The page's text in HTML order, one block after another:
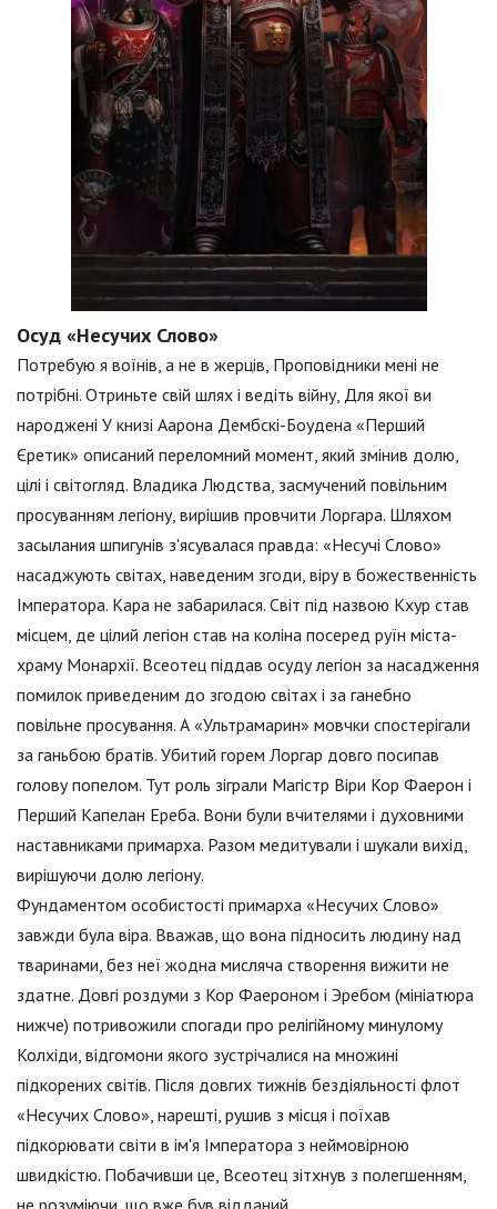
Осуд «Несучих Слово»
Потребую я воїнів, а не в жерців, Проповідники мені не
потрібні. Отриньте свій шлях і ведіть війну, Для якої ви
народжені У книзі Аарона Дембскі-Боудена «Перший
Єретик» описаний переломний момент, який змінив долю,
цілі і світогляд. Владика Людства, засмучений повільним
просуванням легіону, вирішив провчити Лоргара. Шляхом
засылания шпигунів з'ясувалася правда: «Несучі Слово»
насаджують світах, наведеним згоди, віру в божественність
Імператора. Кара не забарилася. Світ під назвою Кхур став
місцем, де цілий легіон став на коліна посеред руїн міста-
храму Монархії. Всеотец піддав осуду легіон за насадження
помилок приведеним до згодою світах і за ганебно
повільне просування. А «Ультрамарин» мовчки спостерігали
за ганьбою братів. Убитий горем Лоргар довго посипав
голову попелом. Тут роль зіграли Магістр Віри Кор Фаерон і
Перший Капелан Ереба. Вони були вчителями і духовними
наставниками примарха. Разом медитували і шукали вихід,
вирішуючи долю легіону.
Фундаментом особистості примарха «Несучих Слово»
завжди була віра. Вважав, що вона підносить людину над
тваринами, без неї жодна мисляча створення вижити не
здатне. Довгі роздуми з Кор Фаероном і Эребом (мініатюра
нижче) потривожили спогади про релігійному минулому
Колхіди, відгомони якого зустрічалися на множині
підкорених світів. Після довгих тижнів бездіяльності флот
«Несучих Слово», нарешті, рушив з місця і поїхав
підкорювати світи в ім'я Імператора з неймовірною
швидкістю. Побачивши це, Всеотец зітхнув з полегшенням,
не розуміючи, що вже був відданий.